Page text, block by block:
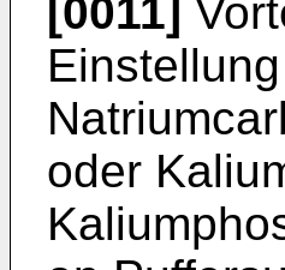
[0011]
oder